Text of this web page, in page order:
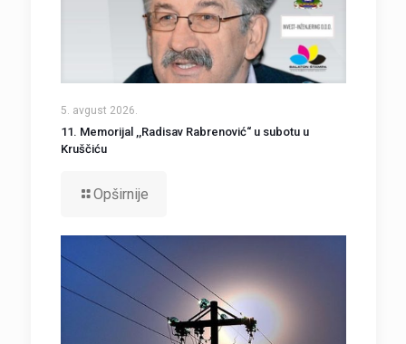
5. avgust 2026.
11. Memorijal ,,Radisav Rabrenović“ u subotu u
Kruščiću
Opširnije